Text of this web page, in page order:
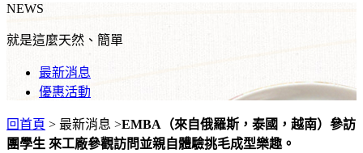
NEWS
就是這麼天然、簡單
最新消息
優惠活動
回首頁 > 最新消息 >EMBA（來自俄羅斯，泰國，越南）參訪
團學生 來工廠參觀訪問並親自體驗挑毛成型樂趣。